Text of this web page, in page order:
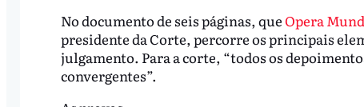
No documento de seis páginas, queOpera
presidente da Corte, percorre os principais
julgamento. Para a corte, “todos os
convergentes”.